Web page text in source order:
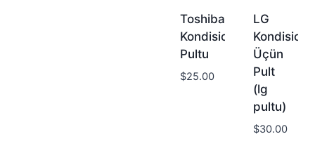
Toshiba
Kondisioner
Pultu
$25.00
LG
Üçün
Pult
(lg
pultu)
$30.00